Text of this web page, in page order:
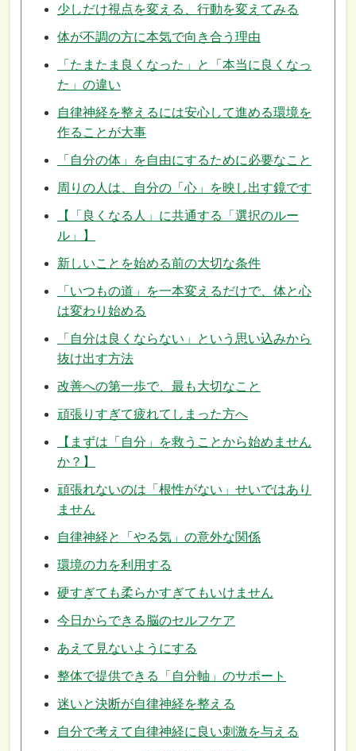
少しだけ視点を変える、行動を変えてみる
体が不調の方に本気で向き合う理由
「たまたま良くなった」と「本当に良くなっ
た」の違い
自律神経を整えるには安心して進める環境を
作ることが大事
「自分の体」を自由にするために必要なこと
周りの人は、自分の「心」を映し出す鏡です
【「良くなる人」に共通する「選択のルー
ル」】
新しいことを始める前の大切な条件
「いつもの道」を一本変えるだけで、体と心
は変わり始める
「自分は良くならない」という思い込みから
抜け出す方法
改善への第一歩で、最も大切なこと
頑張りすぎて疲れてしまった方へ
【まずは「自分」を救うことから始めません
か？】
頑張れないのは「根性がない」せいではあり
ません
自律神経と「やる気」の意外な関係
環境の力を利用する
硬すぎても柔らかすぎてもいけません
今日からできる脳のセルフケア
あえて見ないようにする
整体で提供できる「自分軸」のサポート
迷いと決断が自律神経を整える
自分で考えて自律神経に良い刺激を与える